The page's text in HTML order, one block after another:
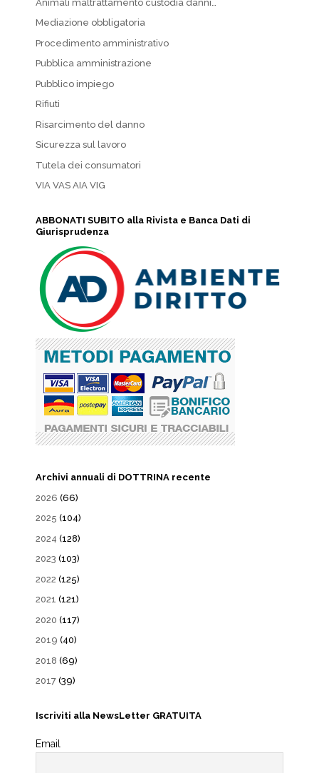
Animali maltrattamento custodia danni…
Mediazione obbligatoria
Procedimento amministrativo
Pubblica amministrazione
Pubblico impiego
Rifiuti
Risarcimento del danno
Sicurezza sul lavoro
Tutela dei consumatori
VIA VAS AIA VIG
ABBONATI SUBITO alla Rivista e Banca Dati di
Giurisprudenza
Archivi annuali di DOTTRINA recente
2026 (66)
2025 (104)
2024 (128)
2023 (103)
2022 (125)
2021 (121)
2020 (117)
2019 (40)
2018 (69)
2017 (39)
Iscriviti alla NewsLetter GRATUITA
Email